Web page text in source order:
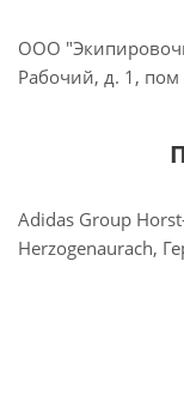
ООО
Рабочий, д. 1,
Adidas Group
Herzogenaurach,